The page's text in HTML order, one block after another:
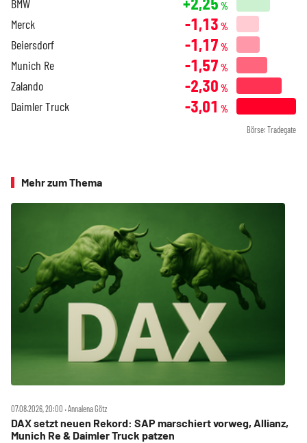
BMW %
Merck -1,13 %
Beiersdorf -1,17 %
Munich Re -1,57 %
Zalando -2,30 %
Daimler Truck -3,01 %
Börse: Tradegate
Mehr zum Thema
07.08.2026, 20:00 ‧ Annalena Götz
DAX setzt neuen Rekord: SAP marschiert vorweg, Allianz,
Munich Re & Daimler Truck patzen